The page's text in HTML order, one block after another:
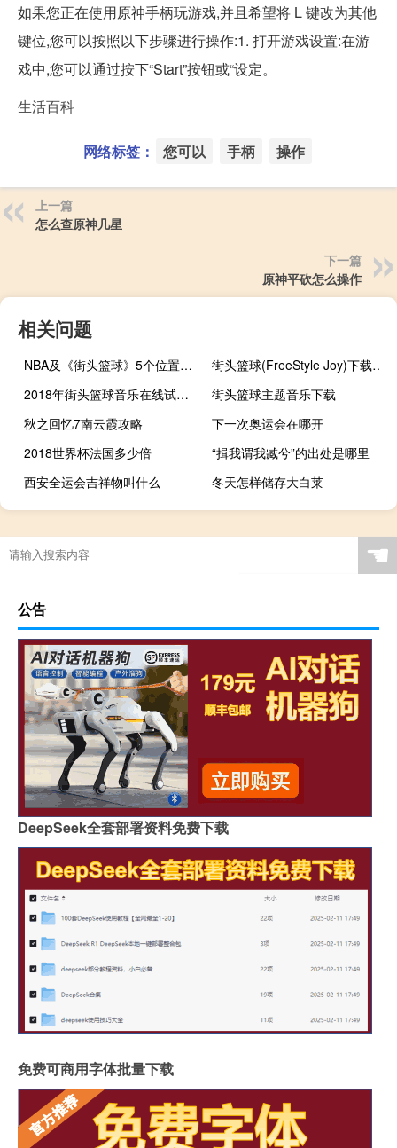
如果您正在使用原神手柄玩游戏,并且希望将 L 键改为其他
键位,您可以按照以下步骤进行操作:1. 打开游戏设置:在游
戏中,您可以通过按下“Start”按钮或“设定。
生活百科
网络标签： 您可以 手柄 操作
上一篇
怎么查原神几星
下一篇
原神平砍怎么操作
相关问题
NBA及《街头篮球》5个位置的详细介绍
街头篮球(FreeStyle Joy)下载(电脑、安卓和IOS所有版本)
2018年街头篮球音乐在线试听及下载
街头篮球主题音乐下载
秋之回忆7南云霞攻略
下一次奥运会在哪开
2018世界杯法国多少倍
“揖我谓我臧兮”的出处是哪里
西安全运会吉祥物叫什么
冬天怎样储存大白莱
原神怎么升柱子
剑网3擂台成就
国家二级足球裁判证好考吗
标准足球场和跑道花多少 ☚
公告
DeepSeek全套部署资料免费下载
免费可商用字体批量下载